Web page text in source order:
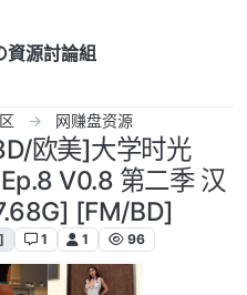
資源討論組
网赚盘资源
欧美]大学时光
V0.8 第二季 汉
[FM/BD]
1 1 96